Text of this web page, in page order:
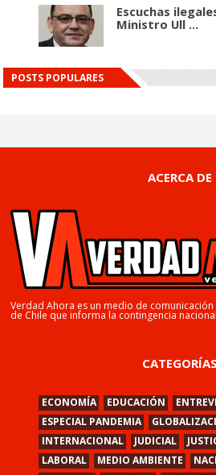
Escuchas
Ministro Ull ...
POSTS POPULARES
ACERCA DE
Verdad Ahora es un medio de
de Chile que informa la contingencia
CATEGORÍAS
ECONOMÍA EDUCACIÓN
ESPECIAL PANDEMIA
INTERNACIONAL
JUDICIAL
LABORAL
MEDIO AMBIENTE